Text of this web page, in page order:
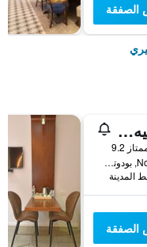
باليه دو ماهيه - سي جي آيتش إيرث
9.2
No.4 Rue De Bussy, بودوتشيري, الهند